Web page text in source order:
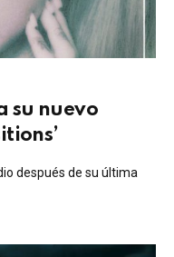
su nuevo
después de su última